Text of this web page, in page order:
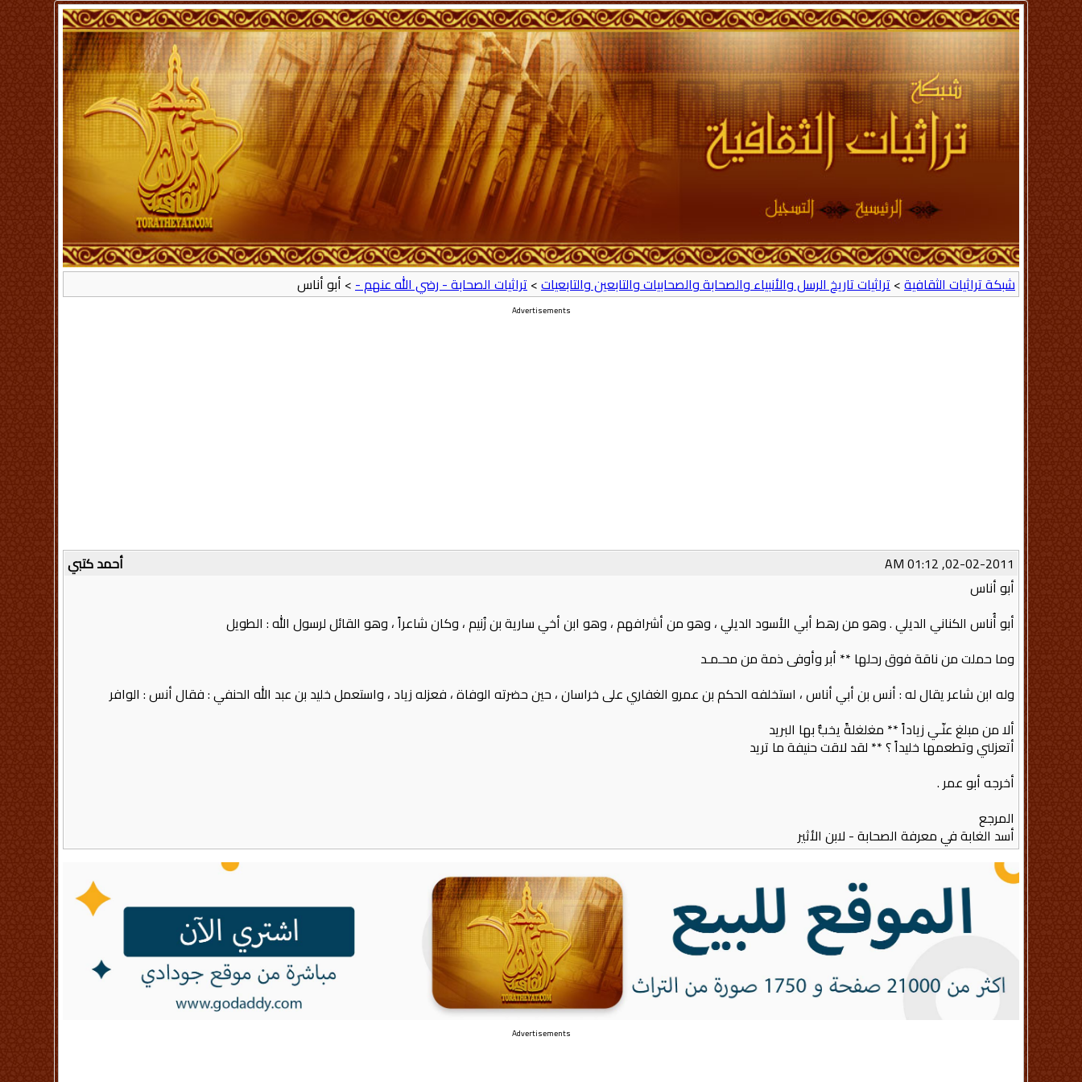
شبكة تراثيات الثقافية>تراثيات تاريخ الرسل والأنبياء والصحابة والصحابيات والتابعين والتابعيات>تراثيات الصحابة - رضي الله عنهم -> أبو أناس
Advertisements
أحمد كتبي
02-02-2011, 01:12 AM
أبو أناس
أبو أُناس الكناني الديلي ‏.‏ وهو من رهط أبي الأسود الديلي ، وهو من أشرافهم ، وهو ابن أخي سارية بن زُنيم ، وكان شاعراً ، وهو القائل لرسول الله‏ :‏ الطويل
وما حملت من ناقة فوق رحلها ** أبر وأوفى ذمة من محـمـد
وله ابن شاعر يقال له‏ :‏ أنس بن أبي أناس ، استخلفه الحكم بن عمرو الغفاري على خراسان ، حين حضرته الوفاة ، فعزله زياد ، واستعمل خليد بن عبد الله الحنفي‏ :‏ فقال أنس‏ :‏ الوافر
ألا من مبلغ عنّـي زياداً ** مغلغلةً يخبُّ بها البريد
أتعزلني وتطعمها خليداً ؟ ** لقد لاقت حنيفة ما تريد
أخرجه أبو عمر ‏.‏
المرجع
أسد الغابة في معرفة الصحابة - لابن الأثير
Advertisements